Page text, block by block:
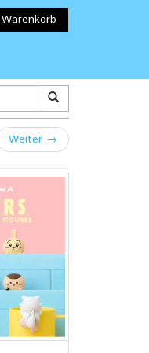
Warenkorb
Weiter →